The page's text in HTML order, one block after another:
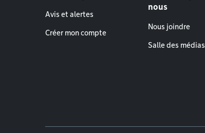
Avis et alertes
Créer mon compte
nous
Nous joindre
Salle des médias